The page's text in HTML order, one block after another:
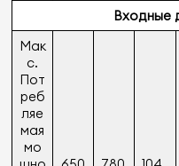
Входные
Мак
с.
Пот
реб
ляе
мая
мо